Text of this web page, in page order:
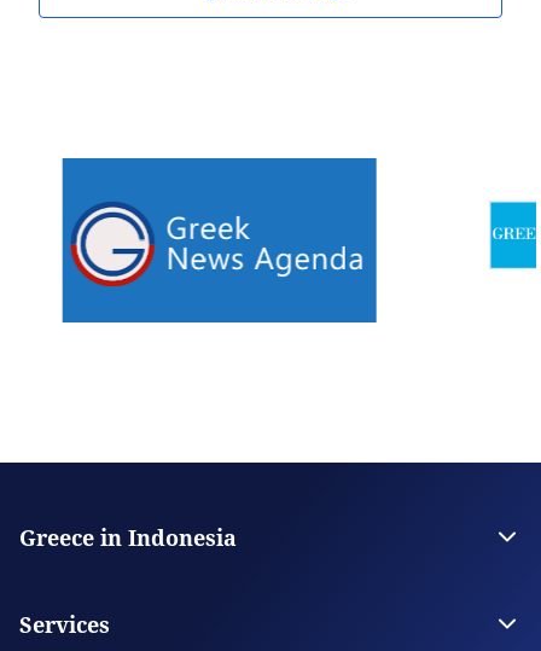
Greece in Indonesia
Contact
Services